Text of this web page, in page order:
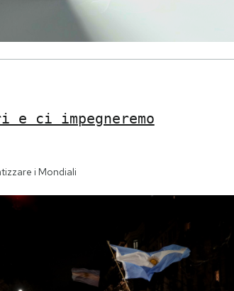
e ci impegneremo
i Mondiali